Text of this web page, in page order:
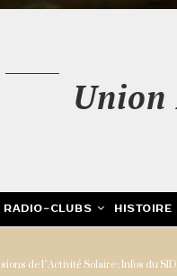
Union
RADIO-CLUBS HISTOIRE
de l’Activité Solaire : Infos du